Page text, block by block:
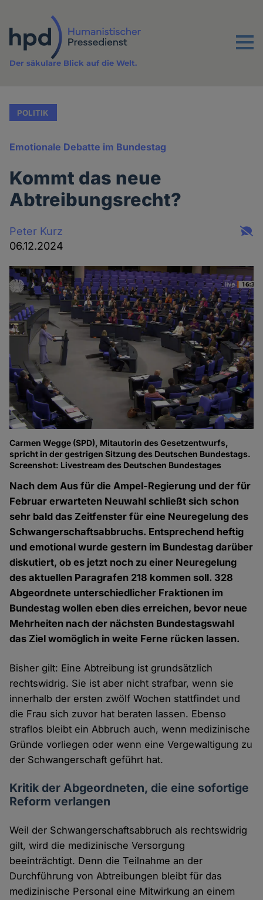
Inhalt
Menu
Der säkulare Blick auf die Welt.
POLITIK
Emotionale Debatte im Bundestag
Kommt das neue
Abtreibungsrecht?
Peter Kurz
06.12.2024
Carmen Wegge (SPD), Mitautorin des Gesetzentwurfs,
spricht in der gestrigen Sitzung des Deutschen Bundestags.
Screenshot: Livestream des Deutschen Bundestages
Nach dem Aus für die Ampel-Regierung und der für
Februar erwarteten Neuwahl schließt sich schon
sehr bald das Zeitfenster für eine Neuregelung des
Schwangerschaftsabbruchs. Entsprechend heftig
und emotional wurde gestern im Bundestag darüber
diskutiert, ob es jetzt noch zu einer Neuregelung
des aktuellen Paragrafen 218 kommen soll. 328
Abgeordnete unterschiedlicher Fraktionen im
Bundestag wollen eben dies erreichen, bevor neue
Mehrheiten nach der nächsten Bundestagswahl
das Ziel womöglich in weite Ferne rücken lassen.
Bisher gilt: Eine Abtreibung ist grundsätzlich
rechtswidrig. Sie ist aber nicht strafbar, wenn sie
innerhalb der ersten zwölf Wochen stattfindet und
die Frau sich zuvor hat beraten lassen. Ebenso
straflos bleibt ein Abbruch auch, wenn medizinische
Gründe vorliegen oder wenn eine Vergewaltigung zu
der Schwangerschaft geführt hat.
Kritik der Abgeordneten, die eine sofortige
Reform verlangen
Weil der Schwangerschaftsabbruch als rechtswidrig
gilt, wird die medizinische Versorgung
beeinträchtigt. Denn die Teilnahme an der
Durchführung von Abtreibungen bleibt für das
medizinische Personal eine Mitwirkung an einem